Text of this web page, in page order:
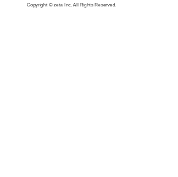
Copyright © zeta Inc. All Rights Reserved.